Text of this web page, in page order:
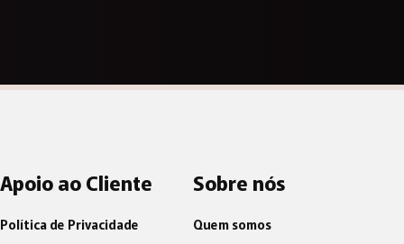
Apoio ao Cliente
Política de Privacidade
Sobre nós
Quem somos